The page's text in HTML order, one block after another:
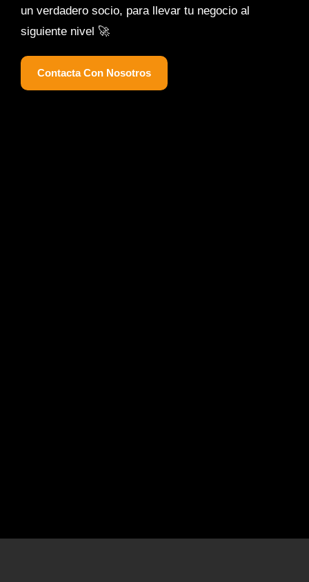
un verdadero socio, para llevar tu negocio al
siguiente nivel 🚀
Contacta Con Nosotros